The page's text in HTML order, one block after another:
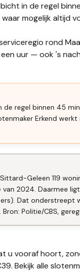
in de regel
mogelijk
rond
uur — ook 's
de regel binnen 45
Erkend
Geleen 119
2024. Daarmee
Dat
Politie/CBS,
u vooraf hoort,
Bekijk alle